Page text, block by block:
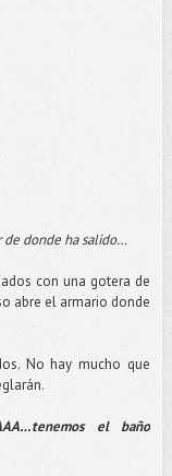
de donde ha salido…
con una gotera de
abre el armario donde
No hay mucho que
el baño